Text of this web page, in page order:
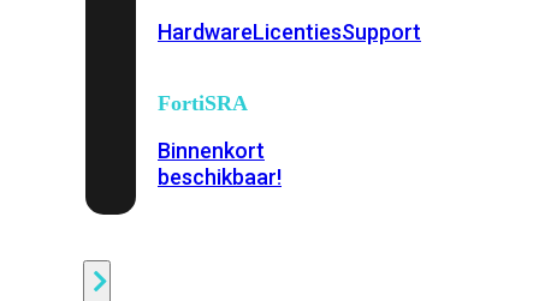
HardwareLicentiesSupport
FortiSRA
Binnenkort
beschikbaar!